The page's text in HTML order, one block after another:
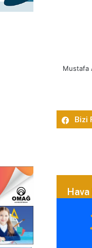
Mustafa
Bizi